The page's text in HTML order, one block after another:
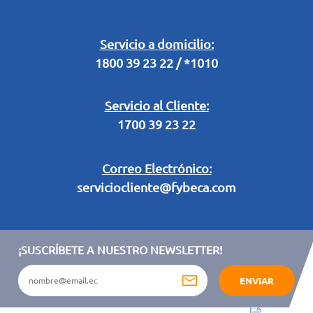
Servicio a domicilio:
1800 39 23 22 / *1010
Servicio al Cliente:
1700 39 23 22
Correo Electrónico:
serviciocliente@fybeca.com
Legal Campaña Produbanco
Términos y condiciones sorteo partido de fútbol "Tu ídolo"
¡SUSCRÍBETE A NUESTRO NEWSLETTER!
ENVIAR